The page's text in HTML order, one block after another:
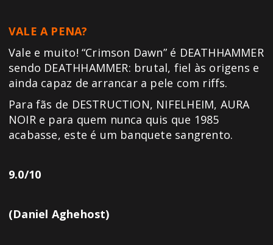
VALE A PENA?
Vale e muito! “Crimson Dawn” é DEATHHAMMER
sendo DEATHHAMMER: brutal, fiel às origens e
ainda capaz de arrancar a pele com riffs.
Para fãs de DESTRUCTION, NIFELHEIM, AURA
NOIR e para quem nunca quis que 1985
acabasse, este é um banquete sangrento.
9.0/10
(Daniel Aghehost)